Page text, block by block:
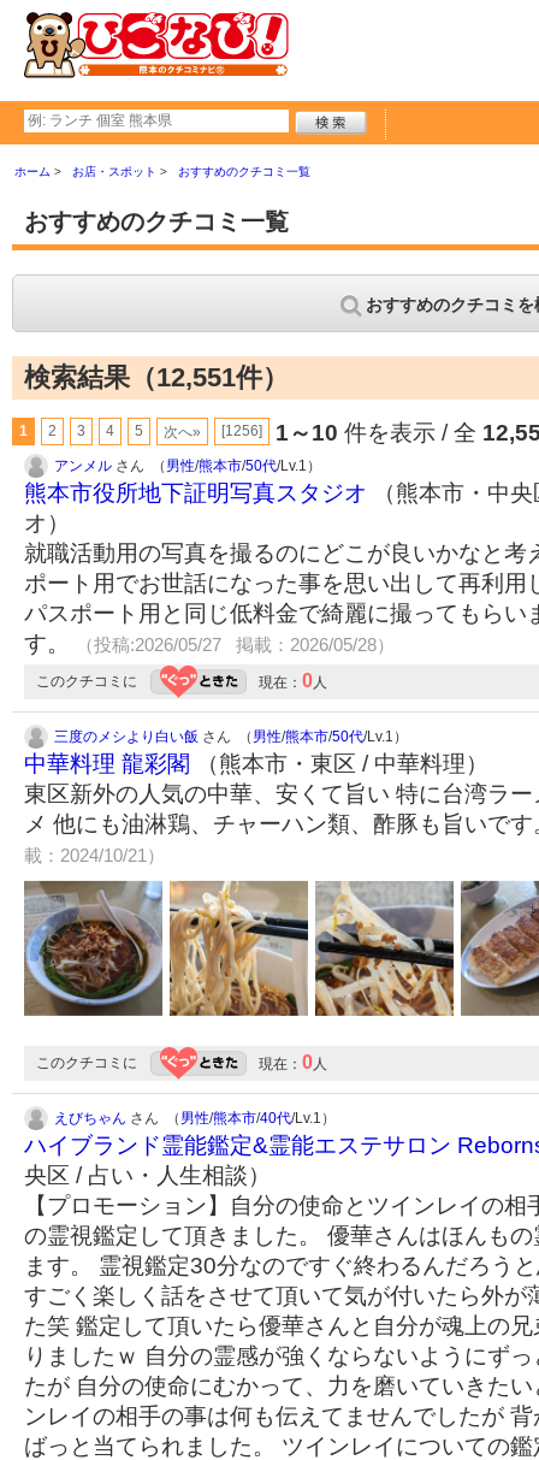
ホーム お店・スポット おすすめのクチコミ一覧
おすすめのクチコミ一覧
おすすめのクチコミを
検索結果（12,551件）
1 2 3 4 5 次へ» [1256] 1～10 件を表示 / 全
アンメル さん （ 男性/熊本市/50代/Lv.1）
熊本市役所地下証明写真スタジオ （熊本市・中
オ）
就職活動用の写真を撮るのにどこが良いかなと考
ポート用でお世話になった事を思い出して再利用
パスポート用と同じ低料金で綺麗に撮ってもらい
す。
（投稿:2026/05/27 掲載：2026/05/28）
このクチコミに 現在： 0人
三度のメシより白い飯 さん （ 男性/熊本市/50代/Lv.1）
中華料理 龍彩閣 （熊本市・東区 / 中華料理）
東区新外の人気の中華、安くて旨い 特に台湾ラ
メ 他にも油淋鶏、チャーハン類、酢豚も旨いで
載：2024/10/21）
このクチコミに 現在： 0人
えびちゃん さん （ 男性/熊本市/40代/Lv.1）
ハイブランド霊能鑑定&霊能エステサロン
央区 / 占い・人生相談）
【プロモーション】自分の使命とツインレイの
の霊視鑑定して頂きました。 優華さんはほんも
ます。 霊視鑑定30分なのですぐ終わるんだろう
すごく楽しく話をさせて頂いて気が付いたら外が
た笑 鑑定して頂いたら優華さんと自分が魂上の
りましたｗ 自分の霊感が強くならないようにず
たが 自分の使命にむかって、力を磨いていきた
ンレイの相手の事は何も伝えてませんでしたが
ばっと当てられました。 ツインレイについての